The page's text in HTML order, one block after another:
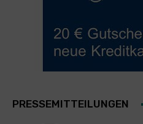
PRESSEMITTEILUNGEN